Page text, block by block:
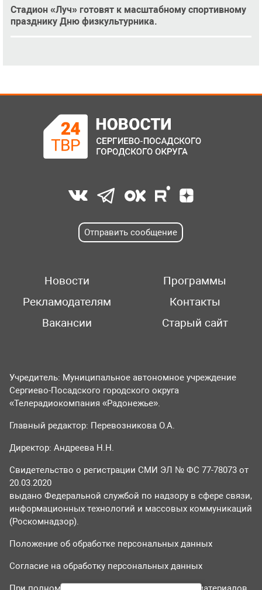
Стадион «Луч» готовят к масштабному спортивному
празднику Дню физкультурника.
Отправить сообщение
Новости
Программы
Рекламодателям
Контакты
Вакансии
Старый сайт
Учредитель: Муниципальное автономное учреждение
Сергиево-Посадского городского округа
«Телерадиокомпания «Радонежье».
Главный редактор: Перевозникова О.А.
Директор: Андреева Н.Н.
Свидетельство о регистрации СМИ ЭЛ № ФС 77-78073 от
20.03.2020
выдано Федеральной службой по надзору в сфере связи,
информационных технологий и массовых коммуникаций
(Роскомнадзор).
Положение об обработке персональных данных
Согласие на обработку персональных данных